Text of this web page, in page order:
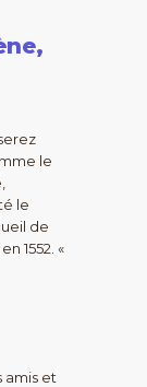
le
le
de
1552. «
amis et